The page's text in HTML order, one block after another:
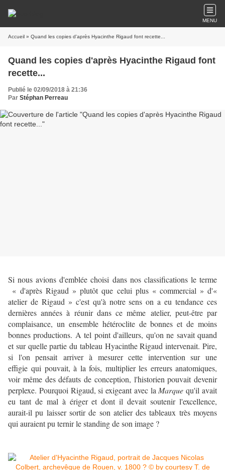
MENU
Accueil » Quand les copies d'après Hyacinthe Rigaud font recette...
Quand les copies d'après Hyacinthe Rigaud font
recette...
Publié le 02/09/2018 à 21:36
Par Stéphan Perreau
Si nous avions d'emblée choisi dans nos classifications le terme
« d'après Rigaud » plutôt que celui plus « commercial » d'«
atelier de Rigaud » c'est qu'à notre sens on a eu tendance ces
dernières années à réunir dans ce même atelier, peut-être par
complaisance, un ensemble hétéroclite de bonnes et de moins
bonnes productions. A tel point d'ailleurs, qu'on ne savait quand
et sur quelle partie du tableau Hyacinthe Rigaud intervenait. Pire,
si l'on pensait arriver à mesurer cette intervention sur une
effigie qui pouvait, à la fois, multiplier les erreurs anatomiques,
voir même des défauts de conception, l'historien pouvait devenir
perplexe. Pourquoi Rigaud, si exigeant avec la Marque qu'il avait
eu tant de mal à ériger et dont il devait soutenir l'excellence,
aurait-il pu laisser sortir de son atelier des tableaux très moyens
qui auraient pu ternir le standing de son image ?